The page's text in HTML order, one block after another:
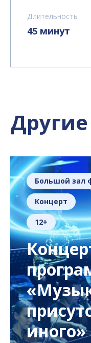
Длительность
45 минут
Большой зал
Концерт
12+
иного»